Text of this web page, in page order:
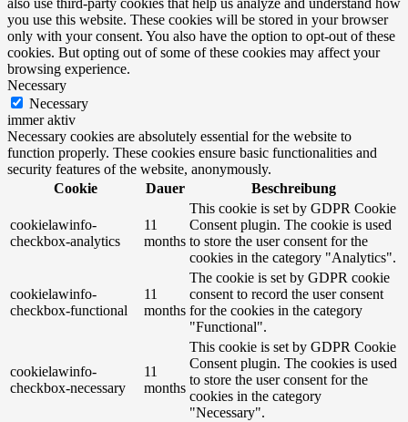
also use third-party cookies that help us analyze and understand how
you use this website. These cookies will be stored in your browser
only with your consent. You also have the option to opt-out of these
cookies. But opting out of some of these cookies may affect your
browsing experience.
Necessary
Necessary
immer aktiv
Necessary cookies are absolutely essential for the website to
function properly. These cookies ensure basic functionalities and
security features of the website, anonymously.
Cookie
Dauer Beschreibung
cookielawinfo-
checkbox-analytics
11
months
This cookie is set by GDPR Cookie
Consent plugin. The cookie is used
to store the user consent for the
cookies in the category "Analytics".
cookielawinfo-
checkbox-functional
11
months
The cookie is set by GDPR cookie
consent to record the user consent
for the cookies in the category
"Functional".
cookielawinfo-
checkbox-necessary
11
months
This cookie is set by GDPR Cookie
Consent plugin. The cookies is used
to store the user consent for the
cookies in the category
"Necessary".